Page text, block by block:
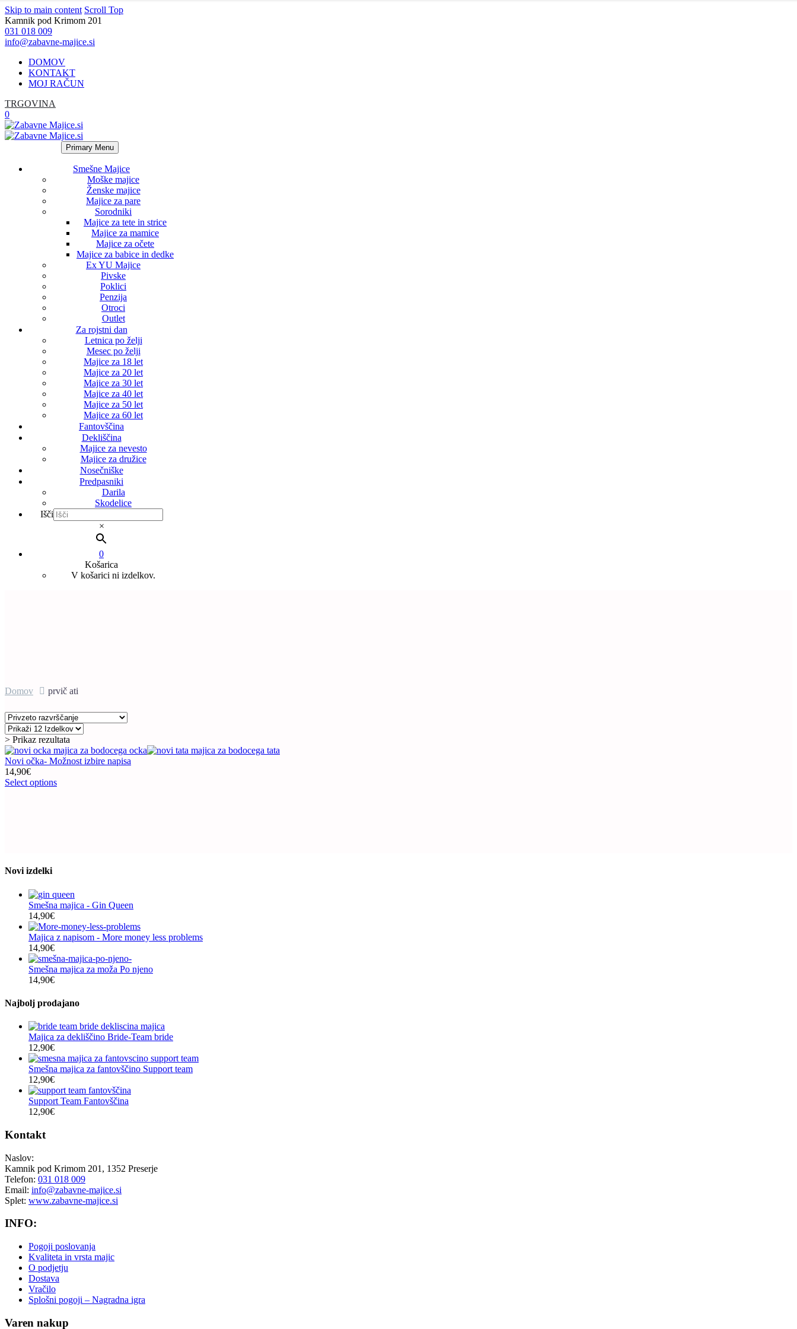
Skip to main content Scroll Top
Kamnik pod Krimom 201
031 018 009
info@zabavne-majice.si
DOMOV
KONTAKT
MOJ RAČUN
TRGOVINA
0
Primary Menu
Smešne Majice
Moške majice
Ženske majice
Majice za pare
Sorodniki
Majice za tete in strice
Majice za mamice
Majice za očete
Majice za babice in dedke
Ex YU Majice
Pivske
Poklici
Penzija
Otroci
Outlet
Za rojstni dan
Letnica po želji
Mesec po želji
Majice za 18 let
Majice za 20 let
Majice za 30 let
Majice za 40 let
Majice za 50 let
Majice za 60 let
Fantovščina
Dekliščina
Majice za nevesto
Majice za družice
Nosečniške
Predpasniki
Darila
Skodelice
Išči
×
0
Košarica
V košarici ni izdelkov.
Domov prvič ati
> Prikaz rezultata
Novi očka- Možnost izbire napisa
14,90€
Select optionsTa
Novi izdelki
Smešna majica - Gin Queen
14,90€
Majica z napisom - More money less problems
14,90€
Smešna majica za moža Po njeno
14,90€
Najbolj prodajano
Majica za dekliščino Bride-Team bride
12,90€
Smešna majica za fantovščino Support team
12,90€
Support Team Fantovščina
12,90€
Kontakt
Naslov:
Kamnik pod Krimom 201, 1352 Preserje
Telefon: 031 018 009
Email: info@zabavne-majice.si
Splet: www.zabavne-majice.si
INFO:
Pogoji poslovanja
Kvaliteta in vrsta majic
O podjetju
Dostava
Vračilo
Splošni pogoji – Nagradna igra
Varen nakup